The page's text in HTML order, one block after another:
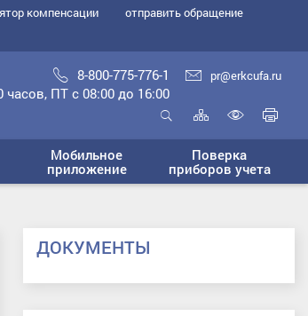
компенсации
отправить обращение
8-800-775-776-1
ПТ с 08:00 до 16:00
pr@erkcufa.ru
поиск
Карта
сайта
для
Мобильное
приложение
Поверка
приборов учета
ДОКУМЕНТЫ